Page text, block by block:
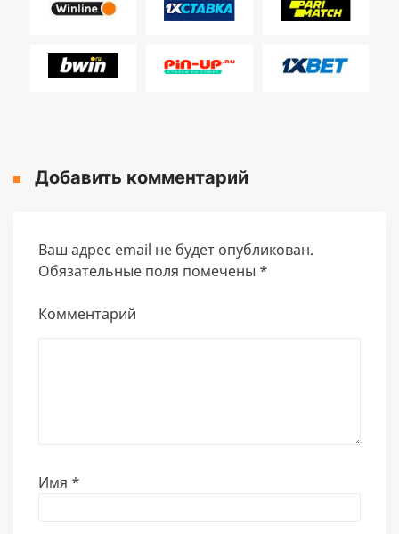
Добавить комментарий
Ваш адрес email не будет опубликован.
Обязательные поля помечены *
Комментарий
Имя *